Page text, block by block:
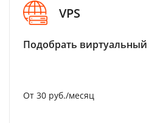
VPS
Подобрать виртуальный
От 30 руб./месяц